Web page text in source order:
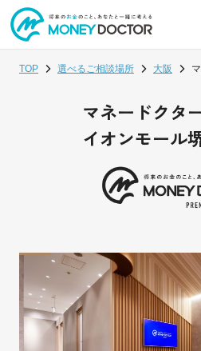
TOP 選べるご相談場所 大阪
マネードクタ
イオンモール